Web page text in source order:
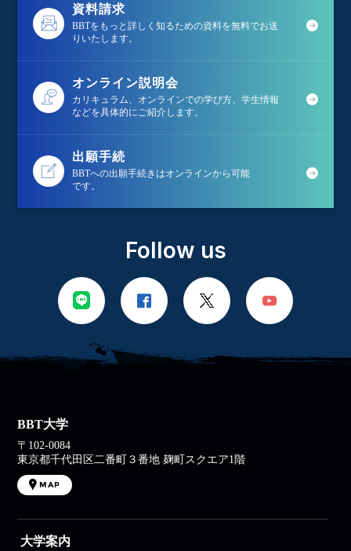
資料請求
BBTをもっと詳しく知るための資料を無料でお送
りいたします。
オンライン説明会
カリキュラム、オンラインでの学び方、学生情報
などを具体的にご紹介します。
出願手続
BBTへの出願手続きはオンラインから可能
です。
Follow us
BBT大学
〒102-0084
東京都千代田区二番町３番地 麹町スクエア1階
MAP
大学案内